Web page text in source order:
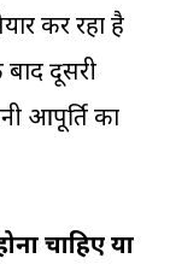
कर रहा है
दूसरी
आपूर्ति का
चाहिए या